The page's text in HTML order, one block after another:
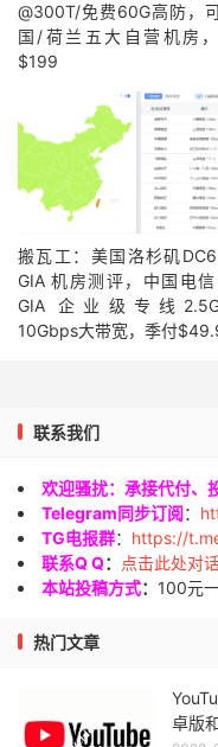
@300T/免费60G高防，
国/荷兰五大自营机房
$199
搬瓦工：美国洛杉矶
GIA 机房测评，中国电
GIA 企业级专线
10Gbps大带宽，季付
联系我们
欢迎骚扰：承接代付、
Telegram同步订阅：
TG电报群： https://
联系Q Q：
点击此处对
本站投稿方式： 100元
热门文章
卓版